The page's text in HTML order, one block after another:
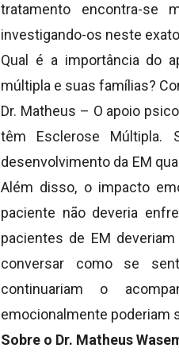
tratamento encontra-se
investigando-os neste
Qual é a importância do
múltipla e suas famílias?
Dr. Matheus – O apoio
têm Esclerose
desenvolvimento da EM
Além disso, o impacto
paciente não deveria
pacientes de EM
conversar como se
continuariam o
emocionalmente poderiam
Sobre o Dr. Matheus